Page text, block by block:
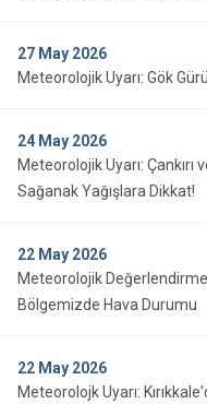
27 May 2026
Meteorolojik Uyarı: Gök
24 May 2026
Meteorolojik Uyarı: Çankırı
Sağanak Yağışlara Dikkat!
22 May 2026
Meteorolojik
Bölgemizde Hava Durumu
22 May 2026
Meteorolojk Uyarı: